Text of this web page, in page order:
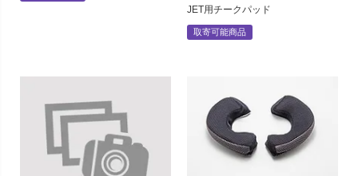
JET用チークパッド
取寄可能商品